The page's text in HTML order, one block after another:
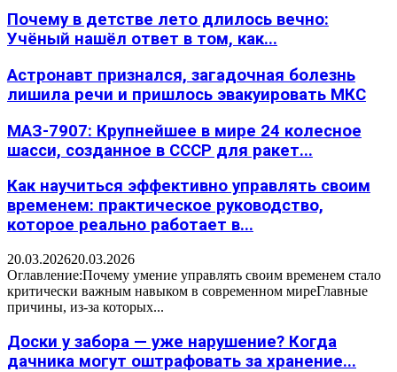
Почему в детстве лето длилось вечно:
Учёный нашёл ответ в том, как...
Астронавт признался, загадочная болезнь
лишила речи и пришлось эвакуировать МКС
МАЗ-7907: Крупнейшее в мире 24 колесное
шасси, созданное в СССР для ракет...
Как научиться эффективно управлять своим
временем: практическое руководство,
которое реально работает в...
20.03.202620.03.2026
Оглавление:Почему умение управлять своим временем стало
критически важным навыком в современном миреГлавные
причины, из-за которых...
Доски у забора — уже нарушение? Когда
дачника могут оштрафовать за хранение...